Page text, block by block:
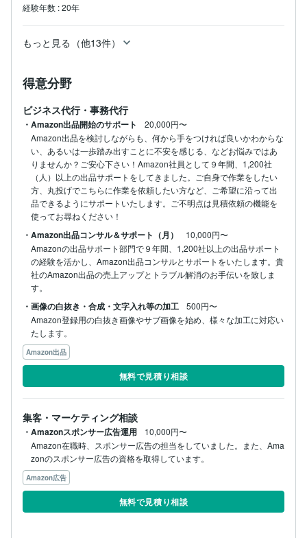
経験年数 :20年
もっと見る（他13件）
得意分野
ビジネス代行・事務代行
・Amazon出品開始のサポート
20,000円〜
Amazon出品を検討しながらも、何から手をつければ良いかわからな
い、あるいは一歩踏み出すことに不安を感じる、などお悩みではあ
りませんか？ご安心下さい！Amazon社員として９年間、1,200社
（人）以上の出品サポートをしてきました。ご自身で作業をしたい
方、丸投げでこちらに作業を依頼したい方など、ご希望に沿って出
品できるようにサポートいたします。ご不明点は見積依頼の機能を
使ってお尋ねください！
・Amazon出品コンサル＆サポート（月）
10,000円〜
Amazonの出品サポート部門で９年間、1,200社以上の出品サポート
の経験を活かし、Amazon出品コンサルとサポートをいたします。貴
社のAmazon出品の売上アップとトラブル解消のお手伝いを致しま
す。
・画像の白抜き・合成・文字入れ等の加工
500円〜
Amazon登録用の白抜き画像やサブ画像を始め、様々な加工に対応い
たします。
Amazon出品
無料で見積り相談
集客・マーケティング相談
・Amazonスポンサー広告運用
10,000円〜
Amazon在職時、スポンサー広告の担当をしていました。また、Ama
zonのスポンサー広告の資格を取得しています。
Amazon広告
無料で見積り相談